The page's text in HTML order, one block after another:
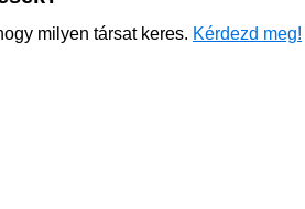
milyen társat keres. Kérdezd meg!